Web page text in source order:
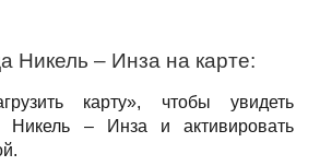
Никель – Инза на карте:
карту», чтобы увидеть
Никель – Инза и активировать